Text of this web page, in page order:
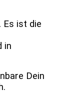
Es ist die
in
Dein